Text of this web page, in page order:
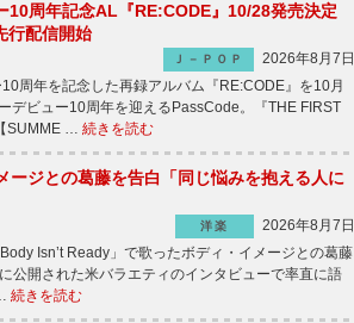
10周年記念AL『RE:CODE』10/28発売決定
行配信開始
Ｊ－ＰＯＰ
2026年8月7日
周年を記念した再録アルバム『RE:CODE』を10月
ビュー10周年を迎えるPassCode。『THE FIRST
SUMME … 続きを読む
ージとの葛藤を告白「同じ悩みを抱える人に
洋楽
2026年8月7日
Isn’t Ready」で歌ったボディ・イメージとの葛藤
公開された米バラエティのインタビューで率直に語
続きを読む